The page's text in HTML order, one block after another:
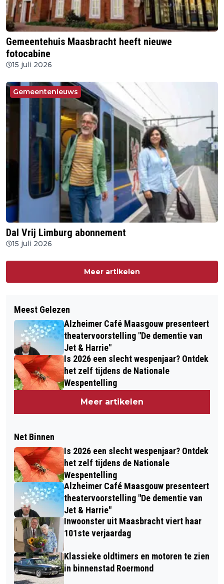
Gemeentehuis Maasbracht heeft nieuwe
fotocabine
15 juli 2026
Gemeentenieuws
Dal Vrij Limburg abonnement
15 juli 2026
Meer artikelen
Meest Gelezen
Alzheimer Café Maasgouw presenteert
theatervoorstelling "De dementie van
Jet & Harrie"
Is 2026 een slecht wespenjaar? Ontdek
het zelf tijdens de Nationale
Wespentelling
Meer artikelen
Net Binnen
Is 2026 een slecht wespenjaar? Ontdek
het zelf tijdens de Nationale
Wespentelling
Alzheimer Café Maasgouw presenteert
theatervoorstelling "De dementie van
Jet & Harrie"
Inwoonster uit Maasbracht viert haar
101ste verjaardag
Klassieke oldtimers en motoren te zien
in binnenstad Roermond